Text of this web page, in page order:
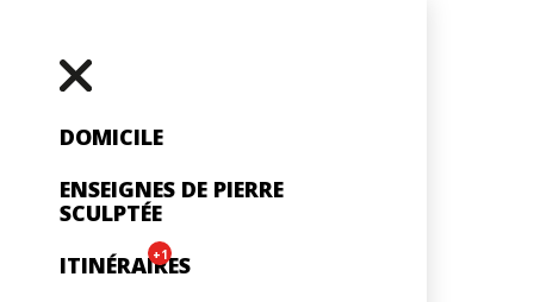
DOMICILE
ENSEIGNES DE PIERRE
SCULPTÉE
ITINÉRAIRES
+1